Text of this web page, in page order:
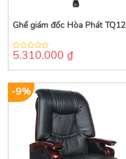
Ghế giám đốc Hòa Phát TQ12
0
of
5.310.000 ₫
-9%